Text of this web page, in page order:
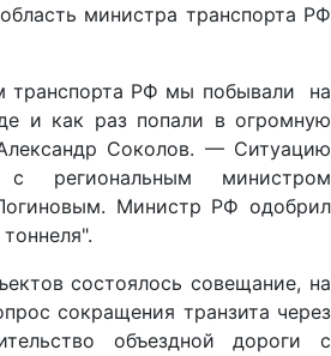
министра транспорта РФ
транспорта РФ мы побывали на
и как раз попали в огромную
Соколов. — Ситуацию
региональным министром
Министр РФ одобрил
состоялось совещание, на
сокращения транзита через
объездной дороги с